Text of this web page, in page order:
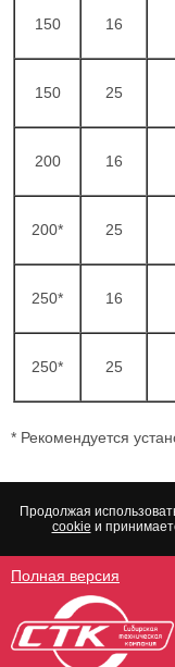
150 16
150 25
200 16
200* 25
250* 16
250* 25
* Рекомендуется
Продолжая
cookie и
Полная версия